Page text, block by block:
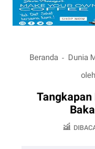
Beranda Dunia
Tangkapan